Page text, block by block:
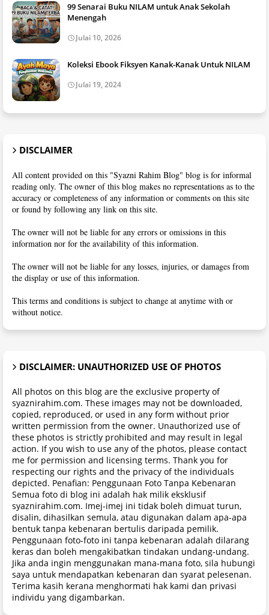
99 Senarai Buku NILAM untuk Anak Sekolah
Menengah
Julai 10, 2026
Koleksi Ebook Fiksyen Kanak-Kanak Untuk NILAM
Julai 19, 2024
DISCLAIMER
All content provided on this "Syazni Rahim Blog" blog is for informal
reading only. The owner of this blog makes no representations as to the
accuracy or completeness of any information or comments on this site
or found by following any link on this site.
The owner will not be liable for any errors or omissions in this
information nor for the availability of this information.
The owner will not be liable for any losses, injuries, or damages from
the display or use of this information.
This terms and conditions is subject to change at anytime with or
without notice.
DISCLAIMER: UNAUTHORIZED USE OF PHOTOS
All photos on this blog are the exclusive property of
syaznirahim.com. These images may not be downloaded,
copied, reproduced, or used in any form without prior
written permission from the owner. Unauthorized use of
these photos is strictly prohibited and may result in legal
action. If you wish to use any of the photos, please contact
me for permission and licensing terms. Thank you for
respecting our rights and the privacy of the individuals
depicted. Penafian: Penggunaan Foto Tanpa Kebenaran
Semua foto di blog ini adalah hak milik eksklusif
syaznirahim.com. Imej-imej ini tidak boleh dimuat turun,
disalin, dihasilkan semula, atau digunakan dalam apa-apa
bentuk tanpa kebenaran bertulis daripada pemilik.
Penggunaan foto-foto ini tanpa kebenaran adalah dilarang
keras dan boleh mengakibatkan tindakan undang-undang.
Jika anda ingin menggunakan mana-mana foto, sila hubungi
saya untuk mendapatkan kebenaran dan syarat pelesenan.
Terima kasih kerana menghormati hak kami dan privasi
individu yang digambarkan.